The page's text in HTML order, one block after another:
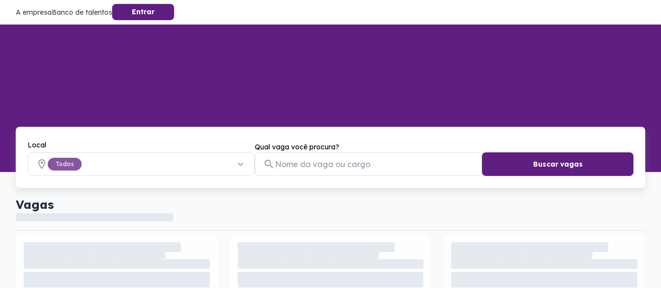
A empresaBanco de talentos Entrar
Local
Todos
Qual vaga você procura?
Buscar vagas
Vagas